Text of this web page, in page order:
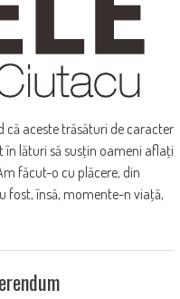
că aceste trăsături de caracter
lături să susţin oameni aflaţi
făcut-o cu plăcere, din
fost, însă, momente-n viaţă,